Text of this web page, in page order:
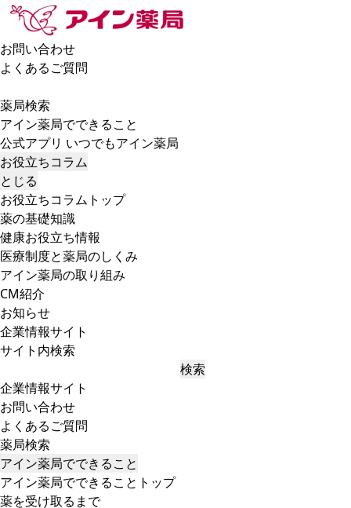
お問い合わせ
よくあるご質問
薬局検索
アイン薬局でできること
公式アプリ いつでもアイン薬局
お役立ちコラム
とじる
お役立ちコラムトップ
薬の基礎知識
健康お役立ち情報
医療制度と薬局のしくみ
アイン薬局の取り組み
CM紹介
お知らせ
企業情報サイト
サイト内検索
検索
企業情報サイト
お問い合わせ
よくあるご質問
薬局検索
アイン薬局でできること
アイン薬局でできることトップ
薬を受け取るまで